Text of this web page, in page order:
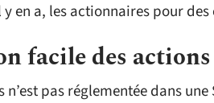
en a, les actionnaires pour
facile des actions
pas réglementée dans une